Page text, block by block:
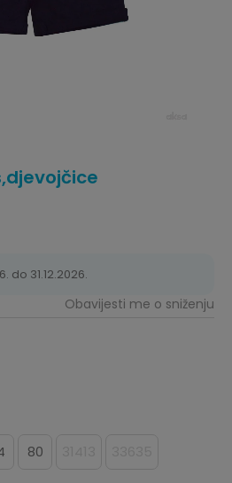
do 31.12.2026.
Obavijesti me o sniženju
80